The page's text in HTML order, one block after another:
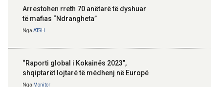
Arrestohen rreth 70 anëtarë të dyshuar
të mafias “Ndrangheta”
Nga ATSH
“Raporti global i Kokainës 2023”,
shqiptarët lojtarë të mëdhenj në Europë
Nga Monitor